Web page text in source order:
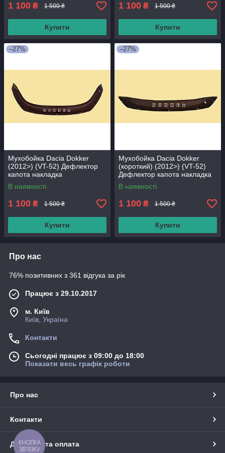
1 100 ₴ 1 500 ₴
Купити
1 100 ₴ 1 500 ₴
Купити
–27%
Мухобойка Dacia Dokker
(2012>) (VT-52) Дефлектор
капота накладка
В наявності
1 100 ₴ 1 500 ₴
Купити
–27%
Мухобойка Dacia Dokker
(короткий) (2012>) (VT-52)
Дефлектор капота накладка
В наявності
1 100 ₴ 1 500 ₴
Купити
Про нас
76% позитивних з 361 відгука за рік
Працює з 29.10.2017
м. Київ
Київ, Україна
Контакти
Сьогодні працює з 09:00 до 18:00
Показати весь графік роботи
Про нас
Контакти
Доставка та оплата
КНОПКА
ЗВ'ЯЗКУ